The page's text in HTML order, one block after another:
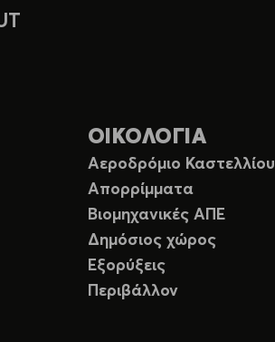
ΟΙΚΟΛΟΓΙΑ
Αεροδρόμιο Καστελλίου
Απορρίμματα
Βιομηχανικές ΑΠΕ
Δημόσιος χώρος
Εξορύξεις
Περιβάλλον